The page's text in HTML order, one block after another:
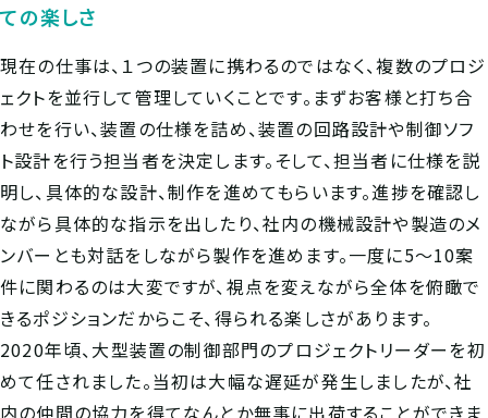
ての楽しさ
現在の仕事は、１つの装置に携わるのではなく、複数のプロジ
ェクトを並行して管理していくことです。まずお客様と打ち合
わせを行い、装置の仕様を詰め、装置の回路設計や制御ソフ
ト設計を行う担当者を決定します。そして、担当者に仕様を説
明し、具体的な設計、制作を進めてもらいます。進捗を確認し
ながら具体的な指示を出したり、社内の機械設計や製造のメ
ンバーとも対話をしながら製作を進めます。一度に5〜10案
件に関わるのは大変ですが、視点を変えながら全体を俯瞰で
きるポジションだからこそ、得られる楽しさがあります。
2020年頃、大型装置の制御部門のプロジェクトリーダーを初
めて任されました。当初は大幅な遅延が発生しましたが、社
内の仲間の協力を得てなんとか無事に出荷することができま